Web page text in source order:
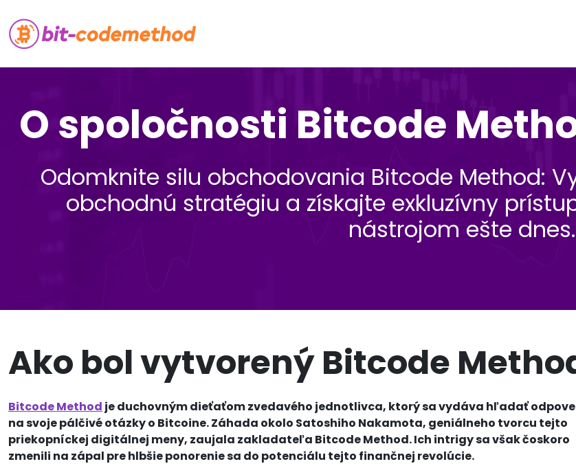
O spoločnosti Bitcode
Odomknite silu obchodovania Bitcode Method:
obchodnú stratégiu a získajte exkluzívny
nástrojom ešte dnes.
Ako bol vytvorený Bitcode
Bitcode Method je duchovným dieťaťom zvedavého jednotlivca, ktorý sa vydáva hľadať
na svoje pálčivé otázky o Bitcoine. Záhada okolo Satoshiho Nakamota, geniálneho tvorcu tejto
priekopníckej digitálnej meny, zaujala zakladateľa Bitcode Method. Ich intrigy sa však čoskoro
zmenili na zápal pre hlbšie ponorenie sa do potenciálu tejto finančnej revolúcie.